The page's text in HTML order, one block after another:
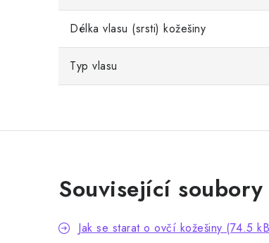
Délka vlasu (srsti) kožešiny
Typ vlasu
Související soubory
Jak se starat o ovčí kožešiny (74.5